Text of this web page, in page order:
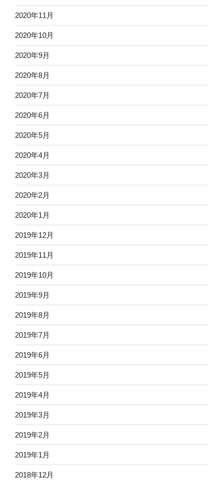
2020年11月
2020年10月
2020年9月
2020年8月
2020年7月
2020年6月
2020年5月
2020年4月
2020年3月
2020年2月
2020年1月
2019年12月
2019年11月
2019年10月
2019年9月
2019年8月
2019年7月
2019年6月
2019年5月
2019年4月
2019年3月
2019年2月
2019年1月
2018年12月